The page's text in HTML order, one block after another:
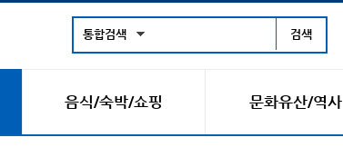
통합검색
음식/숙박/쇼핑 문화유산/역사